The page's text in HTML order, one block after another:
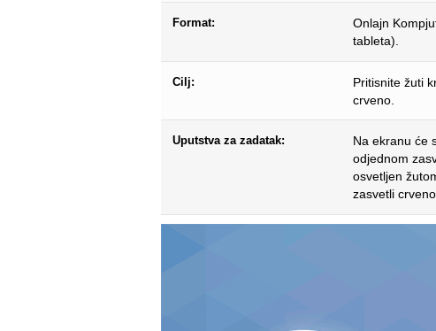
Format:
Onlajn
tableta).
Cilj:
Pritisnite žuti
crveno.
Uputstva za zadatak:
Na ekranu će
odjednom
osvetljen
zasvetli